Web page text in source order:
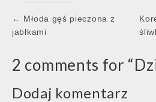
Post
navigation
← Młoda gęś pieczona z
jabłkami
2 comments for “
Dodaj komentarz